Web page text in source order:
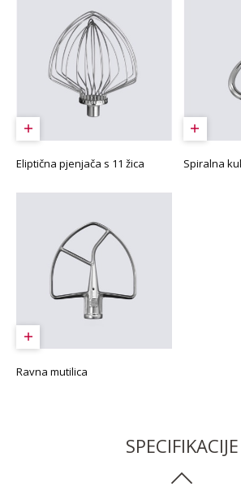
Eliptična pjenjača s 11 žica Spiralna
Ravna mutilica
SPECIFIKACIJE